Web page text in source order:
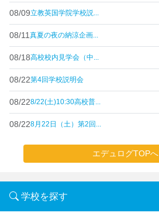
08/09立教英国学院学校説...
08/11 真夏の夜の納涼企画...
08/18高校校内見学会（中...
08/22第4回学校説明会
08/228/22(土)10:30高校普...
08/228月22日（土）第2回...
エデュログTOPへ
学校を探す